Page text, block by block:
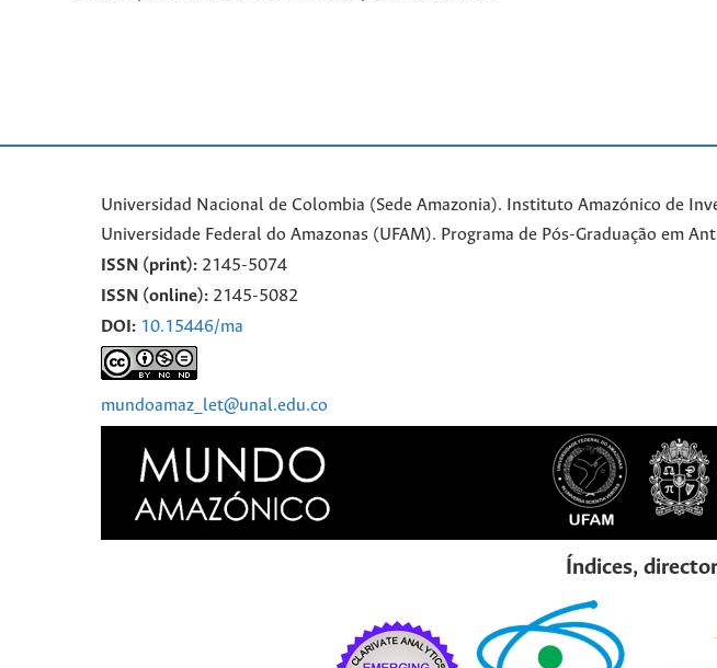
Universidad Nacional de Colombia (Sede Amazonia). Instituto Amazónico de
Universidade Federal do Amazonas (UFAM). Programa de Pós-Graduação em
ISSN (print): 2145-5074
ISSN (online): 2145-5082
DOI: 10.15446/ma
mundoamaz_let@unal.edu.co
Índices,